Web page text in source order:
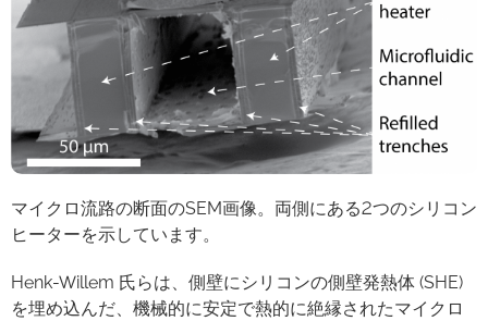
マイクロ流路の断面のSEM画像。両側にある2つのシリコン
ヒーターを示しています。
Henk-Willem 氏らは、側壁にシリコンの側壁発熱体 (SHE)
を埋め込んだ、機械的に安定で熱的に絶縁されたマイクロ